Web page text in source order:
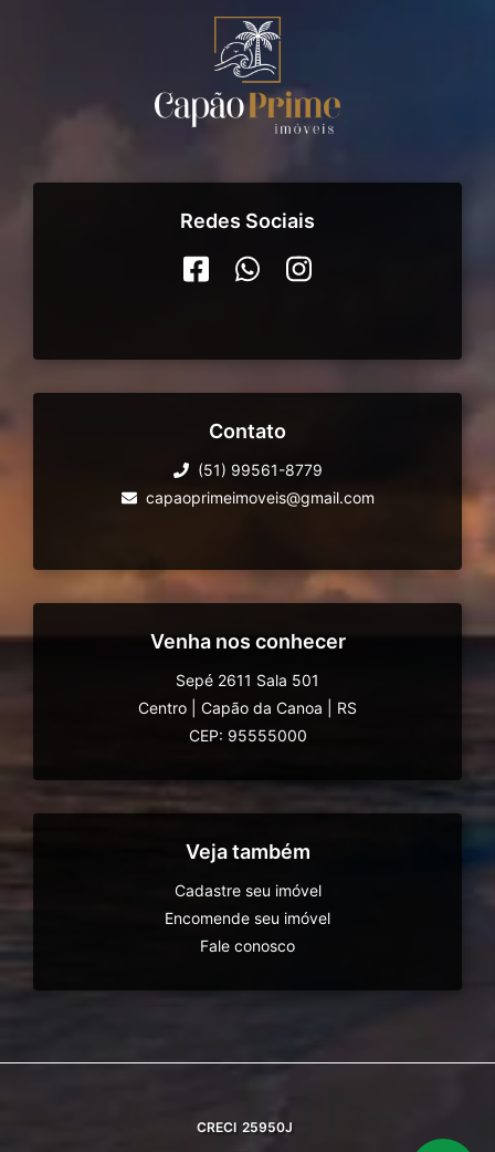
Redes Sociais
Contato
(51) 99561-8779
capaoprimeimoveis@gmail.com
Venha nos conhecer
Sepé 2611 Sala 501
Centro
Capão da Canoa
RS
CEP: 95555000
Veja também
Cadastre seu imóvel
Encomende seu imóvel
Fale conosco
CRECI 25950J